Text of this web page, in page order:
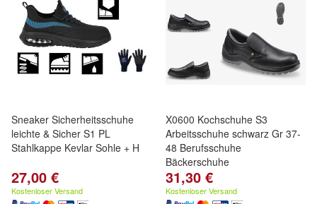
Sneaker Sicherheitsschuhe
leichte & Sicher S1 PL
Stahlkappe Kevlar Sohle + H
27,00 €
Kostenloser Versand
X0600 Kochschuhe S3
Arbeitsschuhe schwarz Gr 37-
48 Berufsschuhe
Bäckerschuhe
31,30 €
Kostenloser Versand